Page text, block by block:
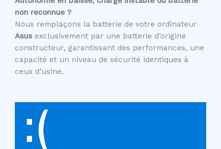
non reconnue ?
Nous remplaçons la batterie de votre ordinateur
Asusexclusivement par une batterie d’origine
constructeur, garantissant des performances, une
capacité et un niveau de sécurité identiques à
ceux d’usine.